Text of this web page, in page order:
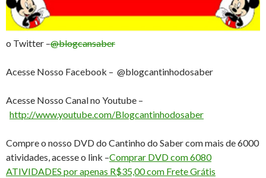
o Twitter –@blogcansaber
Acesse Nosso Facebook – @blogcantinhodosaber
Acesse Nosso Canal no Youtube –
http://www.youtube.com/Blogcantinhodosaber
Compre o nosso DVD do Cantinho do Saber com mais de 6000
atividades, acesse o link –Comprar DVD com 6080
ATIVIDADES por apenas R$35,00 com Frete Grátis